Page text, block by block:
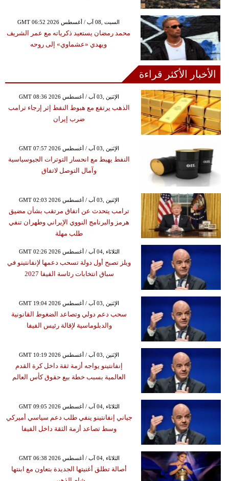
GMT 06:52 2026 السبت ,08 آب / أغسطس
محمد رمضان يستعيد ذكرياته مع عمر الشريف
ويهدي «عشماوي» إلى روحه
الأخبار الأكثر قراءة
GMT 08:36 2026 الإثنين ,03 آب / أغسطس
الذهب يرتفع مع هبوط النفط إثر إرجاء ترامب
ضرب إيران
GMT 07:57 2026 الإثنين ,03 آب / أغسطس
النفط يهبط مع انحسار التوترات الجيوسياسية
وآمال التوصل لاتفاق
GMT 02:03 2026 الإثنين ,03 آب / أغسطس
ترامب يتحدث عن اتفاق مرتقب بشأن مضيق
هرمز والبرنامج النووي الإيراني وطهران تنفي
طلب مهلة
GMT 02:26 2026 الثلاثاء ,04 آب / أغسطس
ويلز تصبح أول دولة تسحب دعمها لإنفانتينو في
سباق انتخابات رئاسة الفيفا 2027
GMT 19:04 2026 الإثنين ,03 آب / أغسطس
سحب دعم دولي وتصاعد الضغوط القانونية
والدبلوماسية لإقالة رئيس الفيفا
GMT 10:19 2026 الإثنين ,03 آب / أغسطس
إنفانتينو يواجه أزمة ثقة داخل كرة القدم
العالمية بسبب خطة بيع حقوق كأس العالم
GMT 09:05 2026 الثلاثاء ,04 آب / أغسطس
جياني إنفانتينو ينفي طلب دعم سياسي أميركي
وسط تصاعد أزمة الثقة داخل الفيفا
GMT 06:38 2026 الثلاثاء ,04 آب / أغسطس
أصالة تطلق أغنيتها الجديدة بتعاون مع ابنتها